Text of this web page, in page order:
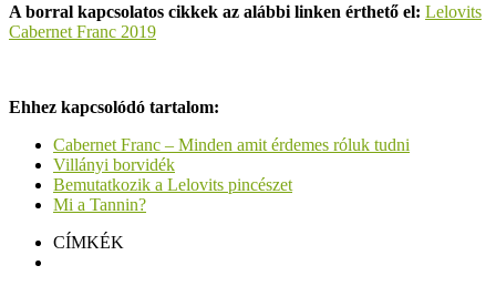
A borral kapcsolatos cikkek az alábbi linken érthető el: Lelovits
Cabernet Franc 2019
Ehhez kapcsolódó tartalom:
Cabernet Franc – Minden amit érdemes róluk tudni
Villányi borvidék
Bemutatkozik a Lelovits pincészet
Mi a Tannin?
CÍMKÉK